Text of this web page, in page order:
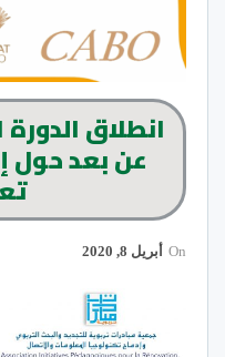
انطلاق
عن بعد حول
On أبريل 8, 2020